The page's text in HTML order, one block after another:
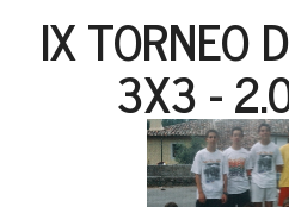
IX TORNEO
3X3 -